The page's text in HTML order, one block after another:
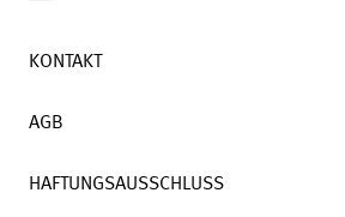
KONTAKT
AGB
HAFTUNGSAUSSCHLUSS